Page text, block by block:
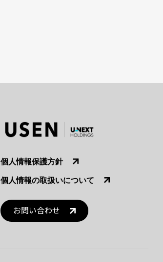
個人情報保護方針
個人情報の取扱いについて
お問い合わせ